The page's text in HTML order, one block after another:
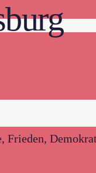
Frieden,